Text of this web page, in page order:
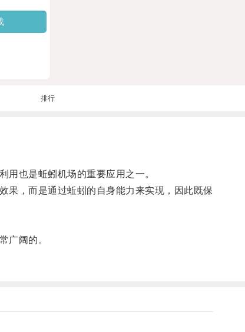
排行
也是蚯蚓机场的重要应用之一。
，而是通过蚯蚓的自身能力来实现，因此既保
广阔的。